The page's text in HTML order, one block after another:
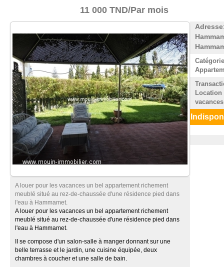
11 000 TND/Par mois
A louer pour les vacances un bel appartement richement
meublé situé au rez-de-chaussée d'une résidence pied dans
l'eau à Hammamet.
A louer pour les vacances un bel appartement richement
meublé situé au rez-de-chaussée d'une résidence pied dans
l'eau à Hammamet.
II se compose d'un salon-salle à manger donnant sur une
belle terrasse et le jardin, une cuisine équipée, deux
chambres à coucher et une salle de bain.
Location
vacances